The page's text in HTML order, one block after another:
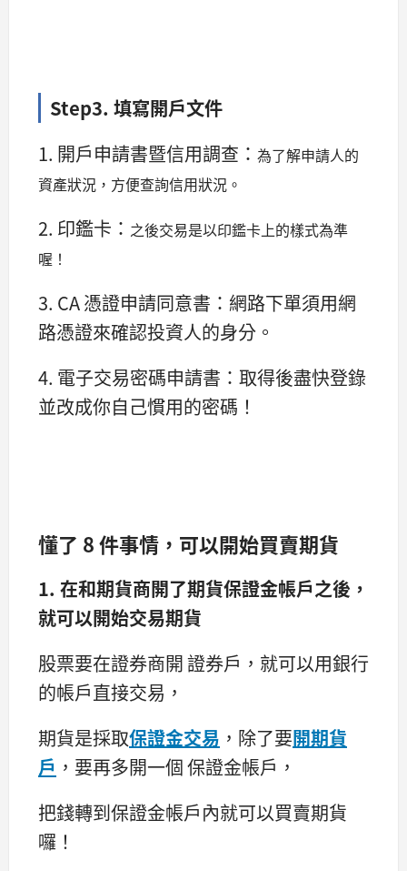
Step3. 填寫開戶文件
1. 開戶申請書暨信用調查： 為了解申請人的
資產狀況，方便查詢信用狀況。
2. 印鑑卡： 之後交易是以印鑑卡上的樣式為準
喔！
3. CA 憑證申請同意書：網路下單須用網
路憑證來確認投資人的身分。
4. 電子交易密碼申請書：取得後盡快登錄
並改成你自己慣用的密碼！
懂了 8 件事情，可以開始買賣期貨
1. 在和期貨商開了期貨保證金帳戶之後，
就可以開始交易期貨
股票要在證券商開 證券戶，就可以用銀行
的帳戶直接交易，
期貨是採取保證金交易 ，除了要開期貨
戶 ，要再多開一個 保證金帳戶，
把錢轉到保證金帳戶內就可以買賣期貨
囉！